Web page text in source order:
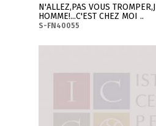
N'ALLEZ,PAS VOUS
HOMME!...C'EST CHEZ MOI ..
S-FN40055